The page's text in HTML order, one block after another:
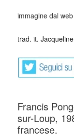
immagine dal web
trad. it.
Francis
sur-Loup,
francese.